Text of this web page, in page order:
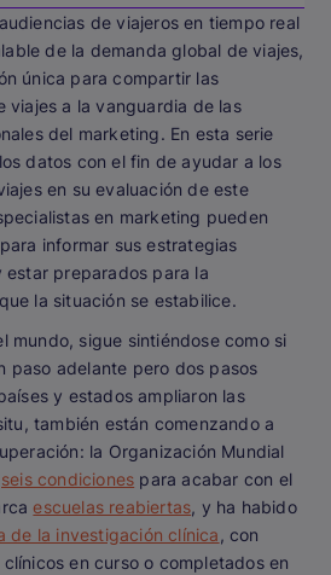
de viajeros en tiempo real
de la demanda global de viajes,
única para compartir las
viajes a la vanguardia de las
del marketing. En esta serie
datos con el fin de ayudar a los
en su evaluación de este
en marketing pueden
informar sus estrategias
preparados para la
la situación se estabilice.
mundo, sigue sintiéndose como si
paso adelante pero dos pasos
y estados ampliaron las
también están comenzando a
la Organización Mundial
seis condiciones para acabar con el
escuelas reabiertas, y ha habido
de la investigación clínica , con
en curso o completados en